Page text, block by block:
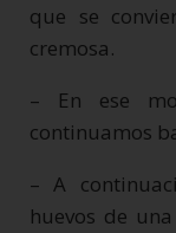
que se
cremosa.
– En ese
continuamos
– A
huevos de